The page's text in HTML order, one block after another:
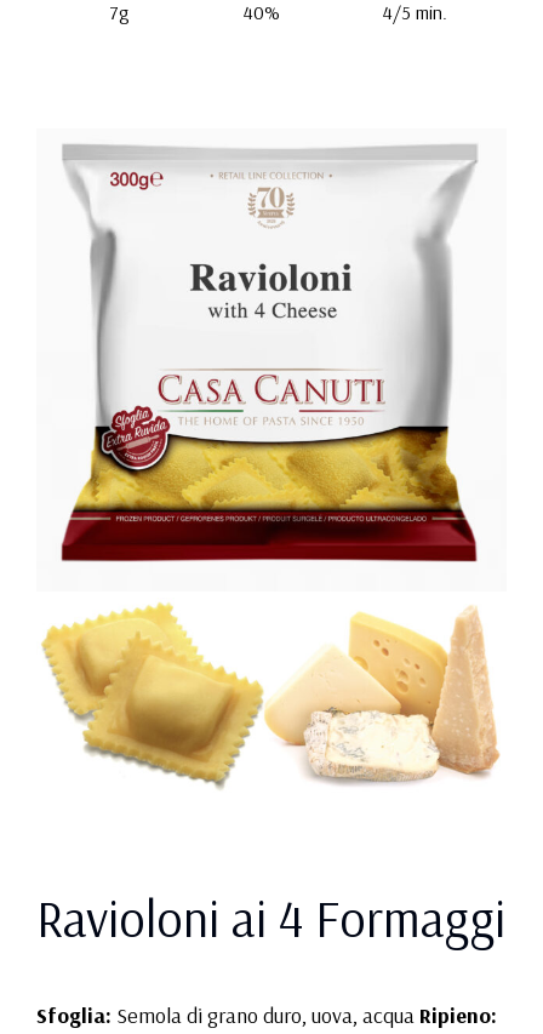
7g 40% 4/5 min.
Ravioloni ai 4 Formaggi
Sfoglia: Semola di grano duro, uova, acqua Ripieno: